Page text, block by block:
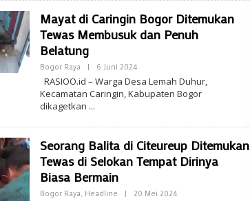
Mayat di Caringin Bogor Ditemukan
Tewas Membusuk dan Penuh
Belatung
Bogor Raya | 6 Juni 2024Oleh
Ramadhan
RASIOO.id – Warga Desa Lemah Duhur,
Kecamatan Caringin, Kabupaten Bogor
dikagetkan
Seorang Balita di Citeureup Ditemukan
Tewas di Selokan Tempat Dirinya
Biasa Bermain
Bogor Raya, Headline | 20 Mei 2024Oleh